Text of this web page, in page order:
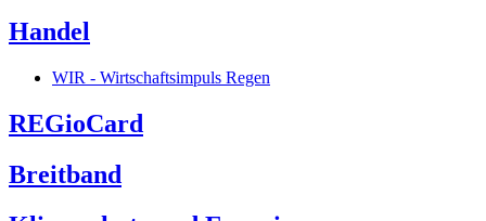
Handel
WIR - Wirtschaftsimpuls Regen
REGioCard
Breitband